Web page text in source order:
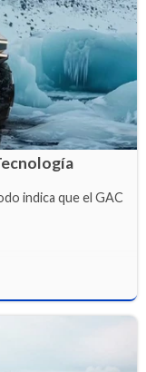
indica que el GAC